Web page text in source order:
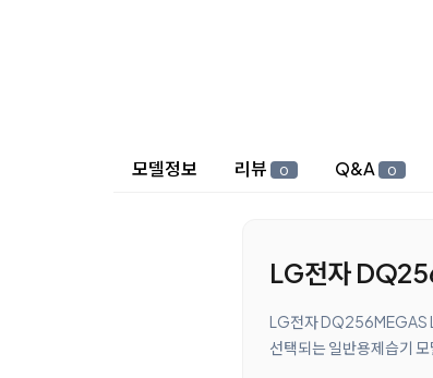
상세 정보
모델정보 리뷰 0 Q&A 0
LG전자
LG전자 DQ256MEGAS
선택되는 일반용제습기